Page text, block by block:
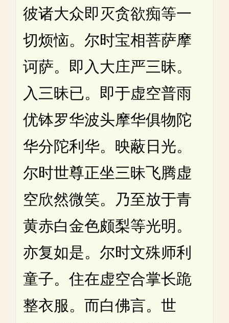
彼诸大众即灭贪欲痴等一
切烦恼。尔时宝相菩萨摩
诃萨。即入大庄严三昧。
入三昧已。即于虚空普雨
优钵罗华波头摩华俱物陀
华分陀利华。映蔽日光。
尔时世尊正坐三昧飞腾虚
空欣然微笑。乃至放于青
黄赤白金色颇梨等光明。
亦复如是。尔时文殊师利
童子。住在虚空合掌长跪
整衣服。而白佛言。世